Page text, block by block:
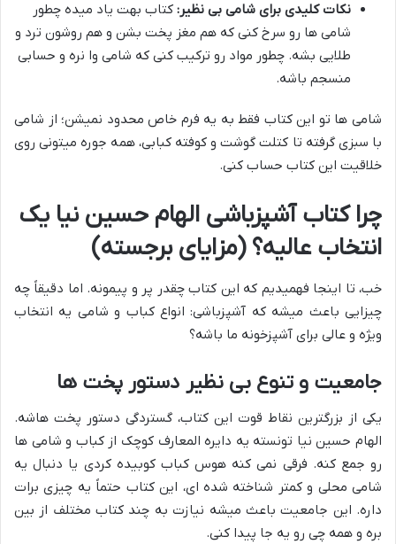
نکات کلیدی برای شامی بی نظیر: کتاب بهت یاد میده چطور
شامی ها رو سرخ کنی که هم مغز پخت بشن و هم روشون ترد و
طلایی بشه. چطور مواد رو ترکیب کنی که شامی وا نره و حسابی
منسجم باشه.
شامی ها تو این کتاب فقط به یه فرم خاص محدود نمیشن؛ از شامی
با سبزی گرفته تا کتلت گوشت و کوفته کبابی، همه جوره میتونی روی
خلاقیت این کتاب حساب کنی.
چرا کتاب آشپزباشی الهام حسین نیا یک
انتخاب عالیه؟ (مزایای برجسته)
خب، تا اینجا فهمیدیم که این کتاب چقدر پر و پیمونه. اما دقیقاً چه
چیزایی باعث میشه که آشپزباشی: انواع کباب و شامى یه انتخاب
ویژه و عالی برای آشپزخونه ما باشه؟
جامعیت و تنوع بی نظیر دستور پخت ها
یکی از بزرگترین نقاط قوت این کتاب، گستردگی دستور پخت هاشه.
الهام حسین نیا تونسته یه دایره المعارف کوچک از کباب و شامی ها
رو جمع کنه. فرقی نمی کنه هوس کباب کوبیده کردی یا دنبال یه
شامی محلی و کمتر شناخته شده ای، این کتاب حتماً یه چیزی برات
داره. این جامعیت باعث میشه نیازت به چند کتاب مختلف از بین
بره و همه چی رو یه جا پیدا کنی.